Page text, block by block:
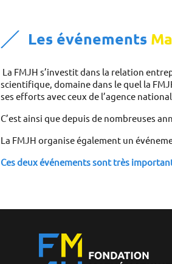
Les événements
scientifique, domaine dans le quel la
ses efforts avec ceux de l’agence
C’est ainsi que depuis de nombreuses
La FMJH organise également un
Ces deux événements sont très